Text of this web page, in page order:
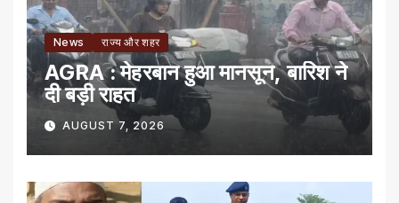
News राज्य और शहर
AGRA : मेहरबान हुआ मानसून, बारिश ने
दी बड़ी राहत
AUGUST 7, 2026